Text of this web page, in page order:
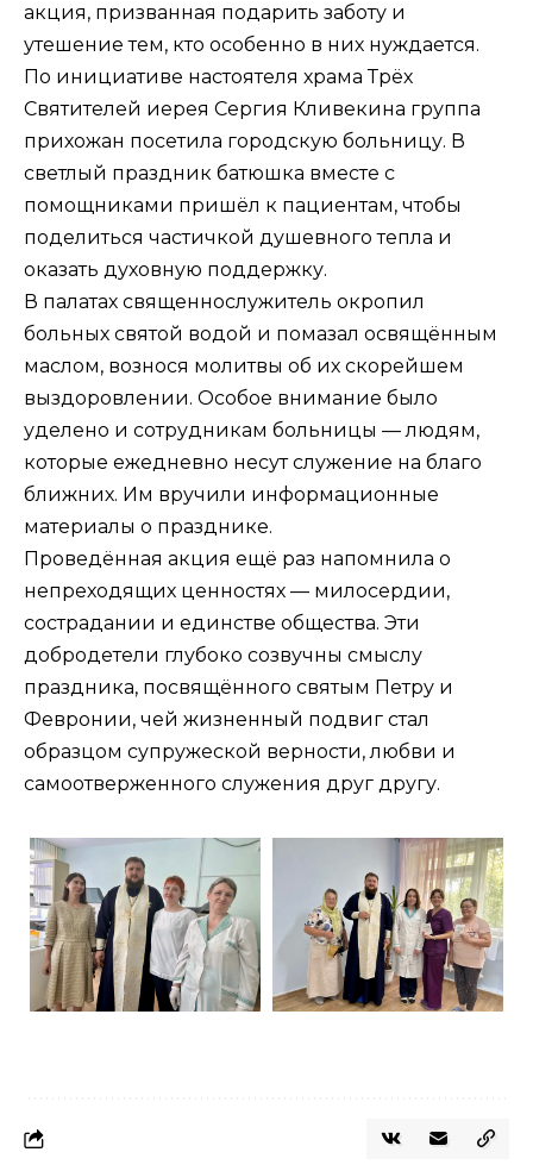
акция, призванная подарить заботу и
утешение тем, кто особенно в них нуждается.
По инициативе настоятеля храма Трёх
Святителей иерея Сергия Кливекина группа
прихожан посетила городскую больницу. В
светлый праздник батюшка вместе с
помощниками пришёл к пациентам, чтобы
поделиться частичкой душевного тепла и
оказать духовную поддержку.
В палатах священнослужитель окропил
больных святой водой и помазал освящённым
маслом, вознося молитвы об их скорейшем
выздоровлении. Особое внимание было
уделено и сотрудникам больницы — людям,
которые ежедневно несут служение на благо
ближних. Им вручили информационные
материалы о празднике.
Проведённая акция ещё раз напомнила о
непреходящих ценностях — милосердии,
сострадании и единстве общества. Эти
добродетели глубоко созвучны смыслу
праздника, посвящённого святым Петру и
Февронии, чей жизненный подвиг стал
образцом супружеской верности, любви и
самоотверженного служения друг другу.